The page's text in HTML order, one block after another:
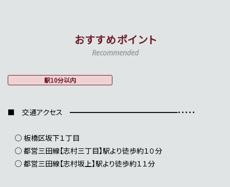
おすすめポイント
Recommended
駅10分以内
■ 交通アクセス ━━━━━━━━━━━━━━━・・・・・
○ 板橋区坂下１丁目
○ 都営三田線【志村三丁目】駅より徒歩約１０分
○ 都営三田線【志村坂上】駅より徒歩約１１分